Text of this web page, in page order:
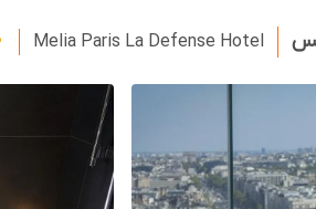
Melia Paris La Defense Hotel